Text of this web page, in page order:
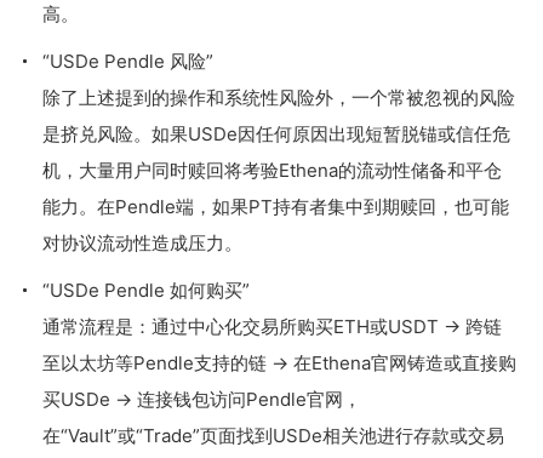
高。
“USDe Pendle 风险”
除了上述提到的操作和系统性风险外，一个常被忽视的风险
是挤兑风险。如果USDe因任何原因出现短暂脱锚或信任危
机，大量用户同时赎回将考验Ethena的流动性储备和平仓
能力。在Pendle端，如果PT持有者集中到期赎回，也可能
对协议流动性造成压力。
“USDe Pendle 如何购买”
通常流程是：通过中心化交易所购买ETH或USDT → 跨链
至以太坊等Pendle支持的链 → 在Ethena官网铸造或直接购
买USDe → 连接钱包访问Pendle官网，
在“Vault”或“Trade”页面找到USDe相关池进行存款或交易